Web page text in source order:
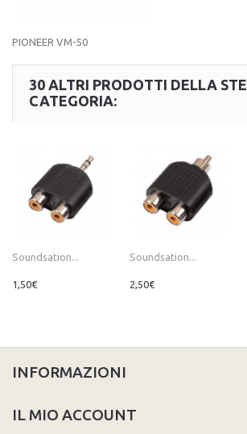
PIONEER VM-50
30 ALTRI PRODOTTI DELLA
CATEGORIA:
Soundsation...
1,50€
Soundsation...
2,50€
INFORMAZIONI
IL MIO ACCOUNT